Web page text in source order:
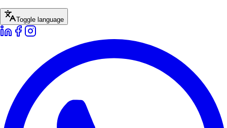
Toggle language